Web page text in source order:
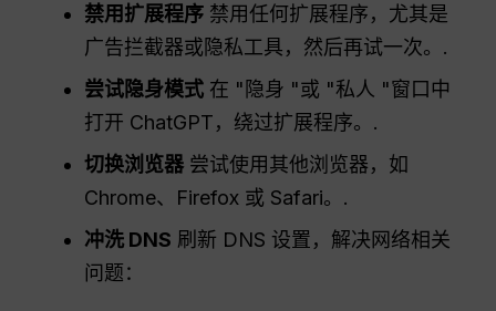
禁用扩展程序 禁用任何扩展程序，尤其是
广告拦截器或隐私工具，然后再试一次。.
尝试隐身模式 在 "隐身 "或 "私人 "窗口中
打开 ChatGPT，绕过扩展程序。.
切换浏览器 尝试使用其他浏览器，如
Chrome、Firefox 或 Safari。.
冲洗 DNS 刷新 DNS 设置，解决网络相关
问题：